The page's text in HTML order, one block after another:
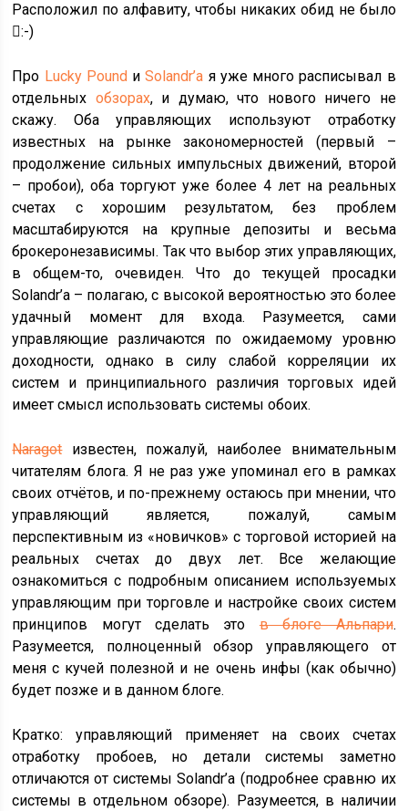
Расположил по алфавиту, чтобы никаких обид не было
:-)
Про Lucky PoundиSolandr’а я уже много расписывал в
отдельных обзорах, и думаю, что нового ничего не
скажу. Оба управляющих используют отработку
известных на рынке закономерностей (первый –
продолжение сильных импульсных движений, второй
– пробои), оба торгуют уже более 4 лет на реальных
счетах с хорошим результатом, без проблем
масштабируются на крупные депозиты и весьма
брокеронезависимы. Так что выбор этих управляющих,
в общем-то, очевиден. Что до текущей просадки
Solandr’а – полагаю, с высокой вероятностью это более
удачный момент для входа. Разумеется, сами
управляющие различаются по ожидаемому уровню
доходности, однако в силу слабой корреляции их
систем и принципиального различия торговых идей
имеет смысл использовать системы обоих.
Naragotизвестен, пожалуй, наиболее внимательным
читателям блога. Я не раз уже упоминал его в рамках
своих отчётов, и по-прежнему остаюсь при мнении, что
управляющий является, пожалуй, самым
перспективным из «новичков» с торговой историей на
реальных счетах до двух лет. Все желающие
ознакомиться с подробным описанием используемых
управляющим при торговле и настройке своих систем
принципов могут сделать этов блоге Альпари.
Разумеется, полноценный обзор управляющего от
меня с кучей полезной и не очень инфы (как обычно)
будет позже и в данном блоге.
Кратко: управляющий применяет на своих счетах
отработку пробоев, но детали системы заметно
отличаются от системы Solandr’а (подробнее сравню их
системы в отдельном обзоре). Разумеется, в наличии